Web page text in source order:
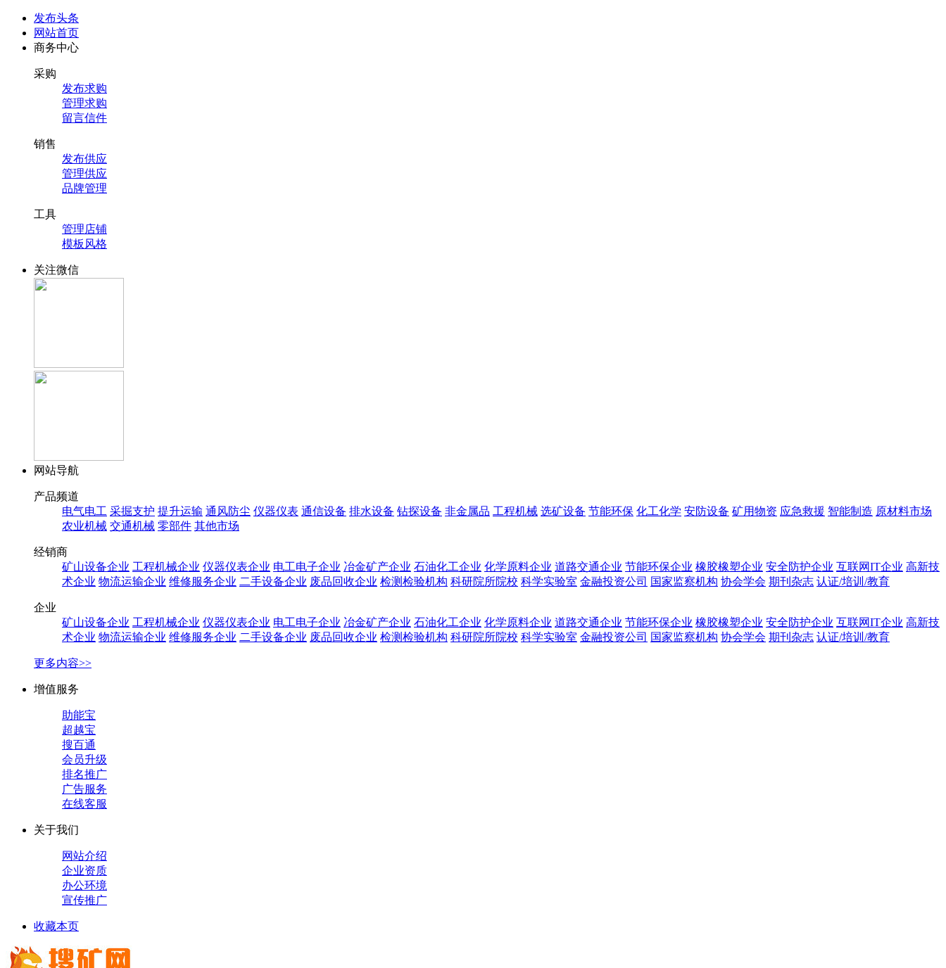
发布头条
网站首页
商务中心
采购
发布求购
管理求购
留言信件
销售
发布供应
管理供应
品牌管理
工具
管理店铺
模板风格
关注微信
网站导航
产品频道
电气电工 采掘支护 提升运输 通风防尘 仪器仪表 通信设备 排水设备 钻探设备 非金属品 工程机械 选矿设备 节能环保 化工化学 安防设备 矿用物资 应急救援 智能制造 原材料市场
农业机械 交通机械 零部件 其他市场
经销商
矿山设备企业 工程机械企业 仪器仪表企业 电工电子企业 冶金矿产企业 石油化工企业 化学原料企业 道路交通企业 节能环保企业 橡胶橡塑企业 安全防护企业 互联网IT企业 高新技
术企业 物流运输企业 维修服务企业 二手设备企业 废品回收企业 检测检验机构 科研院所院校 科学实验室 金融投资公司 国家监察机构 协会学会 期刊杂志 认证/培训/教育
企业
矿山设备企业 工程机械企业 仪器仪表企业 电工电子企业 冶金矿产企业 石油化工企业 化学原料企业 道路交通企业 节能环保企业 橡胶橡塑企业 安全防护企业 互联网IT企业 高新技
术企业 物流运输企业 维修服务企业 二手设备企业 废品回收企业 检测检验机构 科研院所院校 科学实验室 金融投资公司 国家监察机构 协会学会 期刊杂志 认证/培训/教育
更多内容>>
增值服务
助能宝
超越宝
搜百通
会员升级
排名推广
广告服务
在线客服
关于我们
网站介绍
企业资质
办公环境
宣传推广
收藏本页